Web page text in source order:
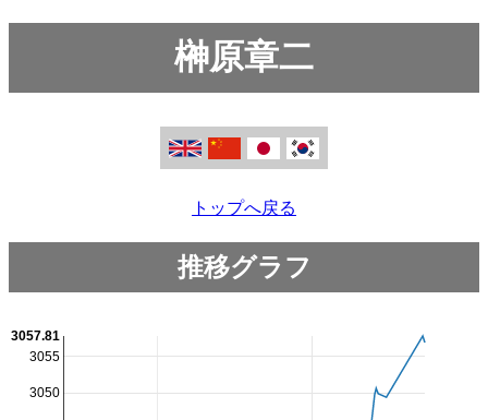
榊原章二
トップへ戻る
推移グラフ
3050
3055
3057.81